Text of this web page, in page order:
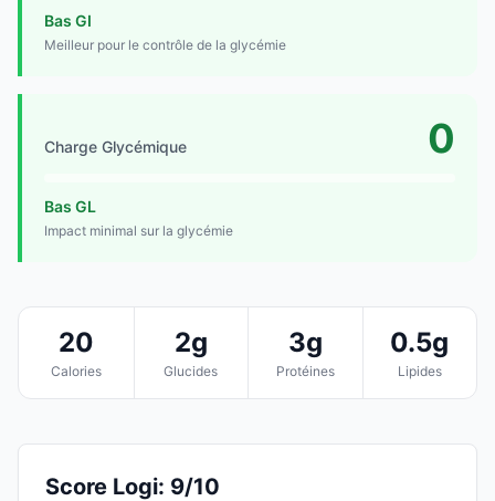
Bas GI
Meilleur pour le contrôle de la glycémie
Charge Glycémique 0
Bas GL
Impact minimal sur la glycémie
20
Calories
2g
Glucides
3g
Protéines
0.5g
Lipides
Score Logi: 9/10